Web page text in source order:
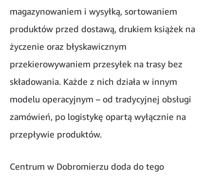
magazynowaniem i wysyłką, sortowaniem
produktów przed dostawą, drukiem książek na
życzenie oraz błyskawicznym
przekierowywaniem przesyłek na trasy bez
składowania. Każde z nich działa w innym
modelu operacyjnym – od tradycyjnej obsługi
zamówień, po logistykę opartą wyłącznie na
przepływie produktów.
Centrum w Dobromierzu doda do tego